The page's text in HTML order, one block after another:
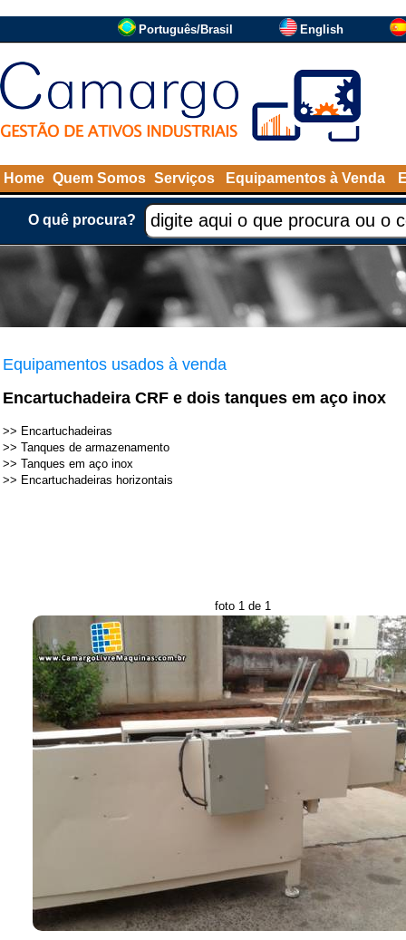
Português/Brasil English
Home Quem Somos Serviços Equipamentos à Venda
O quê procura?
Equipamentos usados à venda
Encartuchadeira CRF e dois tanques em aço inox
>> Encartuchadeiras
>> Tanques de armazenamento
>> Tanques em aço inox
>> Encartuchadeiras horizontais
foto 1 de 1